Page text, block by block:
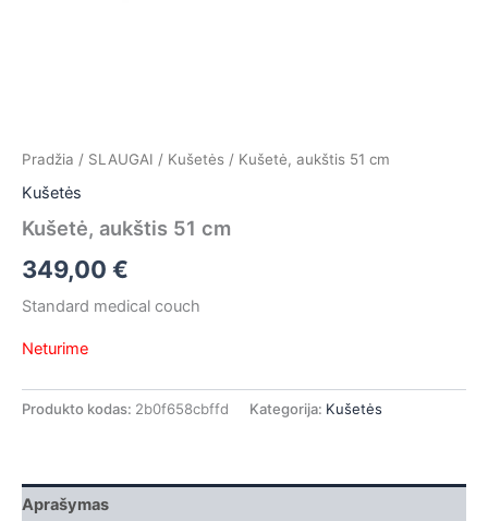
Pradžia / SLAUGAI / Kušetės / Kušetė, aukštis 51 cm
Kušetės
Kušetė, aukštis 51 cm
349,00 €
Standard medical couch
Neturime
Produkto kodas: 2b0f658cbffd Kategorija: Kušetės
Aprašymas